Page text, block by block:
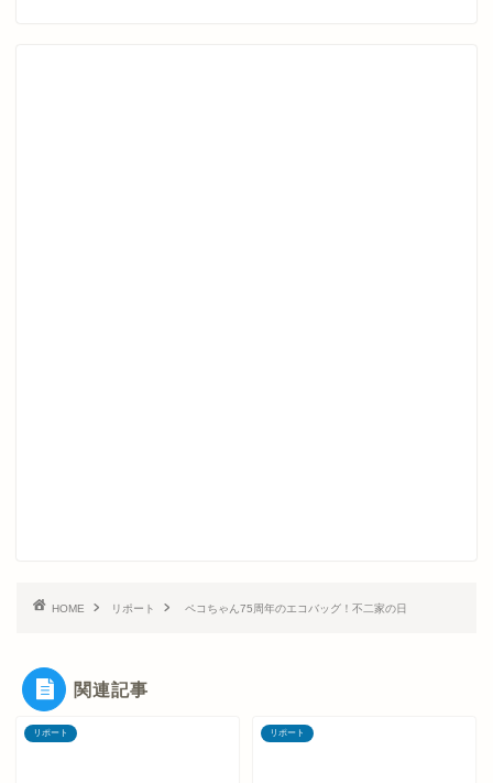
HOME リポート ペコちゃん75周年のエコバッグ！不二家の日
関連記事
リポート リポート